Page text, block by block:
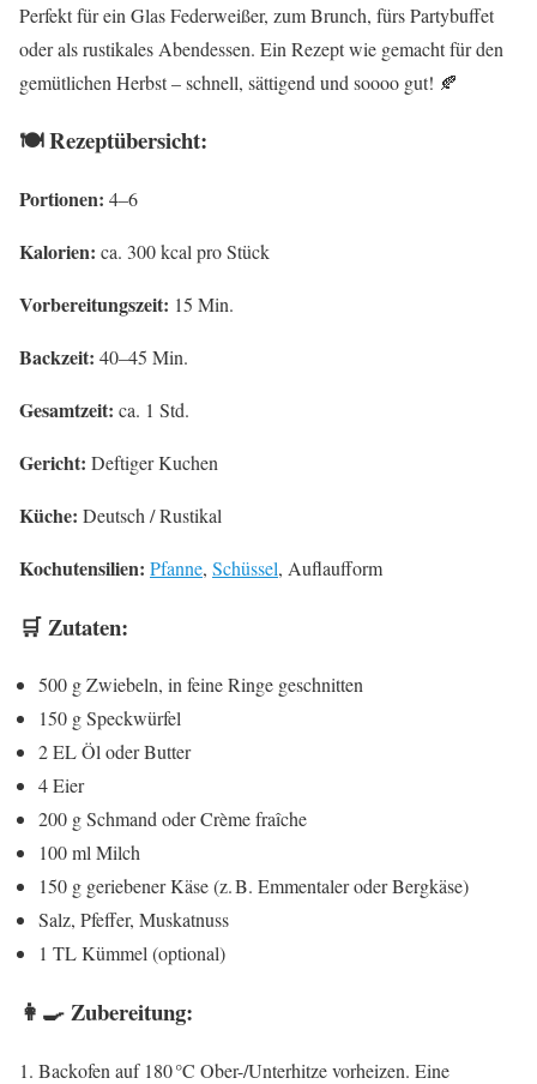
Perfekt für ein Glas Federweißer, zum Brunch, fürs Partybuffet
oder als rustikales Abendessen. Ein Rezept wie gemacht für den
gemütlichen Herbst – schnell, sättigend und soooo gut! 🍂
🍽 Rezeptübersicht:
Portionen: 4–6
Kalorien: ca. 300 kcal pro Stück
Vorbereitungszeit: 15 Min.
Backzeit: 40–45 Min.
Gesamtzeit: ca. 1 Std.
Gericht: Deftiger Kuchen
Küche: Deutsch / Rustikal
Kochutensilien: Pfanne, Schüssel, Auflaufform
🛒 Zutaten:
500 g Zwiebeln, in feine Ringe geschnitten
150 g Speckwürfel
2 EL Öl oder Butter
4 Eier
200 g Schmand oder Crème fraîche
100 ml Milch
150 g geriebener Käse (z. B. Emmentaler oder Bergkäse)
Salz, Pfeffer, Muskatnuss
1 TL Kümmel (optional)
👩‍🍳 Zubereitung:
Backofen auf 180 °C Ober-/Unterhitze vorheizen. Eine